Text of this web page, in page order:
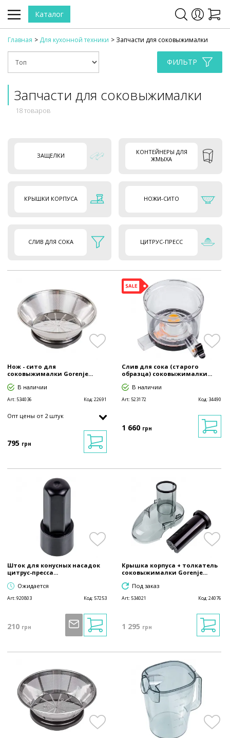
Каталог
Главная Для кухонной техники Запчасти для соковыжималки
ФИЛЬТР
Запчасти для соковыжималки
18 товаров
ЗАЩЕЛКИ
КОНТЕЙНЕРЫ ДЛЯ
ЖМЫХА
КРЫШКИ КОРПУСА НОЖИ-СИТО
СЛИВ ДЛЯ СОКА ЦИТРУС-ПРЕСС
Нож - сито для
соковыжималки Gorenje...
В наличии
Art:534036 Код:22691
Опт цены от 2 штук
795 грн
Слив для сока (старого
образца) соковыжималки...
В наличии
Art:523172 Код: 34490
1 660 грн
Шток для конусных насадок
цитрус-пресса...
Ожидается
Art:920803 Код: 57253
210 грн
Крышка корпуса + толкатель
соковыжималки Gorenje...
Под заказ
Art: 534021 Код:24076
1 295 грн